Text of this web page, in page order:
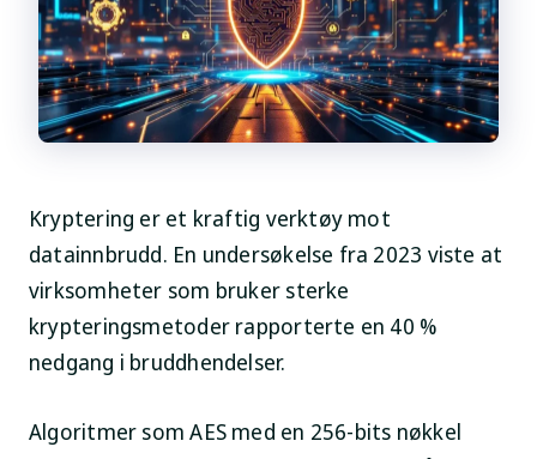
Kryptering er et kraftig verktøy mot
datainnbrudd. En undersøkelse fra 2023 viste at
virksomheter som bruker sterke
krypteringsmetoder rapporterte en 40 %
nedgang i bruddhendelser.
Algoritmer som AES med en 256-bits nøkkel